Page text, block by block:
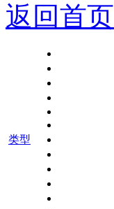
返回首页
类型